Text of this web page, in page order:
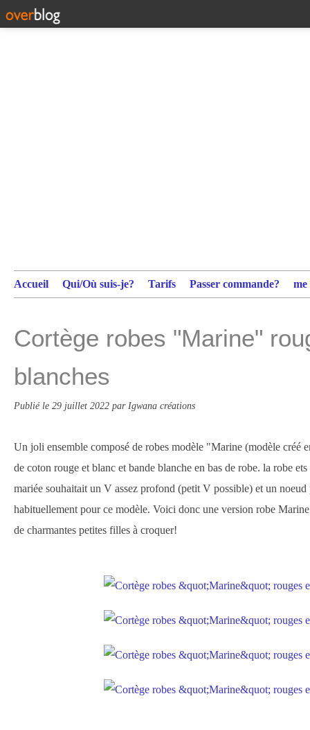
Accueil Qui/Où suis-je? Tarifs Passer commande?
Cortège robes "Marine"
blanches
Publié le 29 juillet 2022 par Igwana créations
Un joli ensemble composé de robes modèle "Marine (modèle créé
de coton rouge et blanc et bande blanche en bas de robe. la robe
mariée souhaitait un V assez profond (petit V possible) et un
habituellement pour ce modèle. Voici donc une version robe
de charmantes petites filles à croquer!